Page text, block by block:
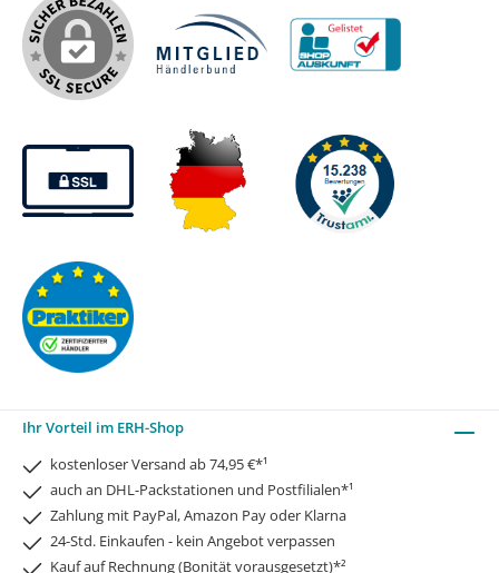
Ihr Vorteil im ERH-Shop
kostenloser Versand ab 74,95 €*¹
auch an DHL-Packstationen und Postfilialen*¹
Zahlung mit PayPal, Amazon Pay oder Klarna
24-Std. Einkaufen - kein Angebot verpassen
Kauf auf Rechnung (Bonität vorausgesetzt)*²